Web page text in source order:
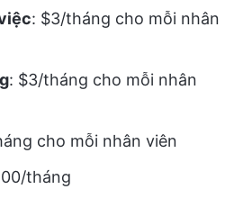
: $3/tháng cho mỗi nhân
: $3/tháng cho mỗi nhân
cho mỗi nhân viên
tháng